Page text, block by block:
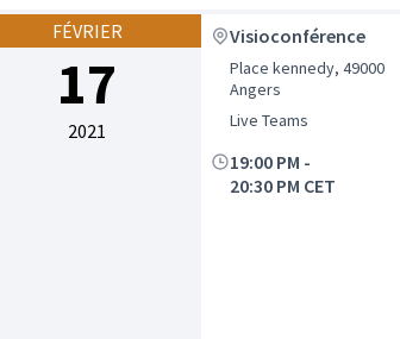
FÉVRIER
17
2021
Visioconférence
Place kennedy, 49000
Angers
Live Teams
19:00 PM -
20:30 PM CET